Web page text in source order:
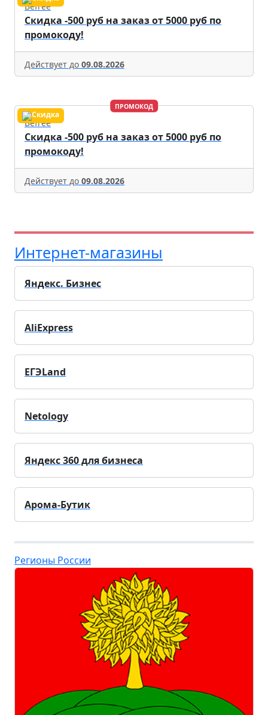
Befree
Скидка -500 руб на заказ от 5000 руб по
промокоду!
Действует до 09.08.2026
ПРОМОКОД
Befree
Скидка -500 руб на заказ от 5000 руб по
промокоду!
Действует до 09.08.2026
Интернет-магазины
Яндекс. Бизнес
AliExpress
ЕГЭLand
Netology
Яндекс 360 для бизнеса
Арома-Бутик
Регионы России